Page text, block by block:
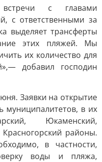
с главами
с ответственными за
выделяет трансферты
этих пляжей. Мы
их количество для
добавил господин
Заявки на открытие
муниципалитетов, в их
Юкаменский,
районы.
в частности,
воды и пляжа,